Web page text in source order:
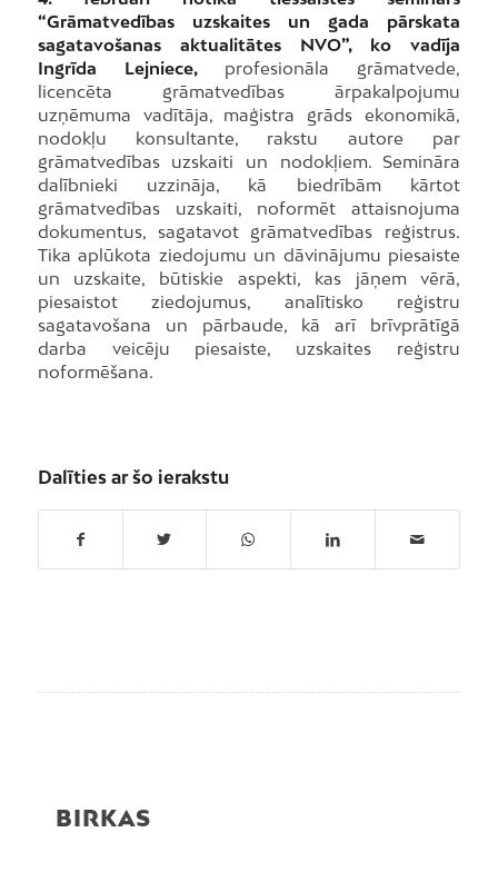
“Grāmatvedības uzskaites un gada pārskata
sagatavošanas aktualitātes NVO”, ko vadīja
Ingrīda Lejniece, profesionāla grāmatvede,
licencēta grāmatvedības ārpakalpojumu
uzņēmuma vadītāja, maģistra grāds ekonomikā,
nodokļu konsultante, rakstu autore par
grāmatvedības uzskaiti un nodokļiem. Semināra
dalībnieki uzzināja, kā biedrībām kārtot
grāmatvedības uzskaiti, noformēt attaisnojuma
dokumentus, sagatavot grāmatvedības reģistrus.
Tika aplūkota ziedojumu un dāvinājumu piesaiste
un uzskaite, būtiskie aspekti, kas jāņem vērā,
piesaistot ziedojumus, analītisko reģistru
sagatavošana un pārbaude, kā arī brīvprātīgā
darba veicēju piesaiste, uzskaites reģistru
noformēšana.
Dalīties ar šo ierakstu
BIRKAS